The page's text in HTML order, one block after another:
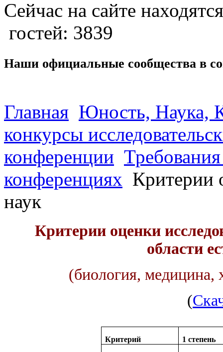
Сейчас на сайте
гостей: 3839
Наши официальные сообщества в
Главная Юность, Наука,
конкурсы
конференции
конференциях Критерии
наук
Критерии оценки
области
(биология, медицина,
(
Критерий 1 степень